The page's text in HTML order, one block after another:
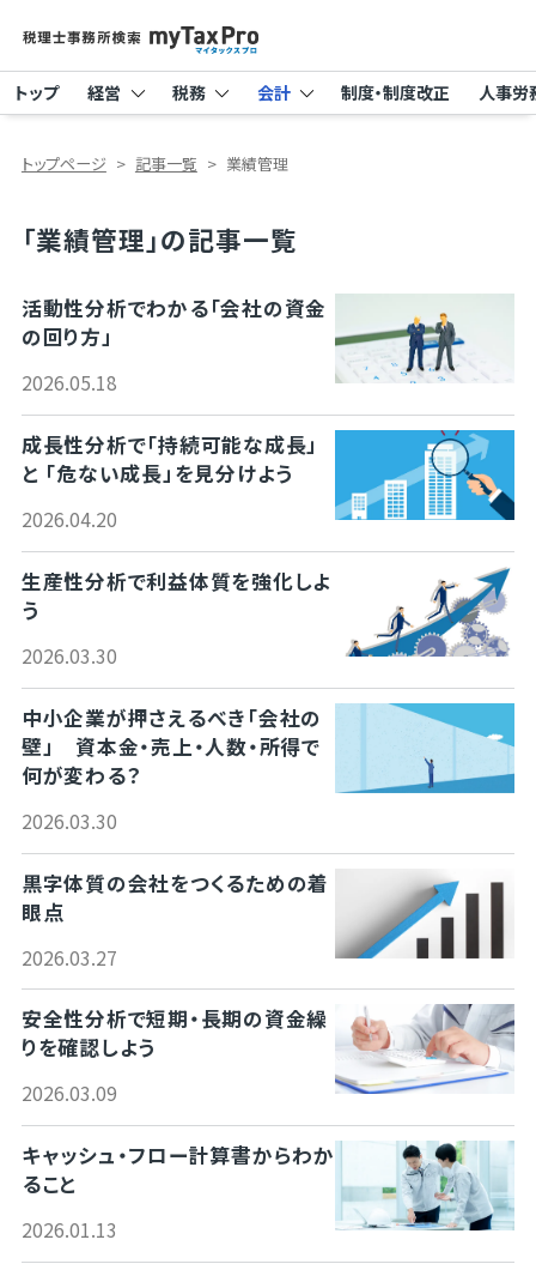
トップ 経営 税務 会計 制度・制度改正 人事労
トップページ 記事一覧 業績管理
「業績管理」の記事一覧
活動性分析でわかる「会社の資金
の回り方」
2026.05.18
成長性分析で「持続可能な成長」
と 「危ない成長」を見分けよう
2026.04.20
生産性分析で利益体質を強化しよ
う
2026.03.30
中小企業が押さえるべき「会社の
壁」 資本金・売上・人数・所得で
何が変わる？
2026.03.30
黒字体質の会社をつくるための着
眼点
2026.03.27
安全性分析で短期・長期の資金繰
りを確認しよう
2026.03.09
キャッシュ・フロー計算書からわか
ること
2026.01.13